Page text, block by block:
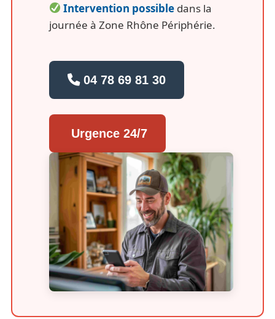
Intervention possible dans la
journée à Zone Rhône Périphérie.
04 78 69 81 30
Urgence 24/7